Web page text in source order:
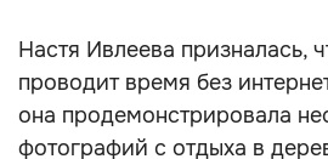
Настя Ивлеева призналась,
проводит время без
она продемонстрировала
фотографий с отдыха в